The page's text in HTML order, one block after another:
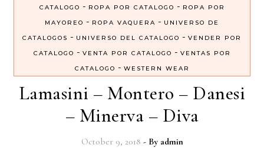
CATALOGO - ROPA POR CATALOGO - ROPA POR
MAYOREO - ROPA VAQUERA - UNIVERSO DE
CATALOGOS - UNIVERSO DEL CATALOGO - VENDER POR
CATALOGO - VENTA POR CATALOGO - VENTAS POR
CATALOGO - WESTERN WEAR
Lamasini – Montero – Danesi
– Minerva – Diva
October 9, 2018 - By admin